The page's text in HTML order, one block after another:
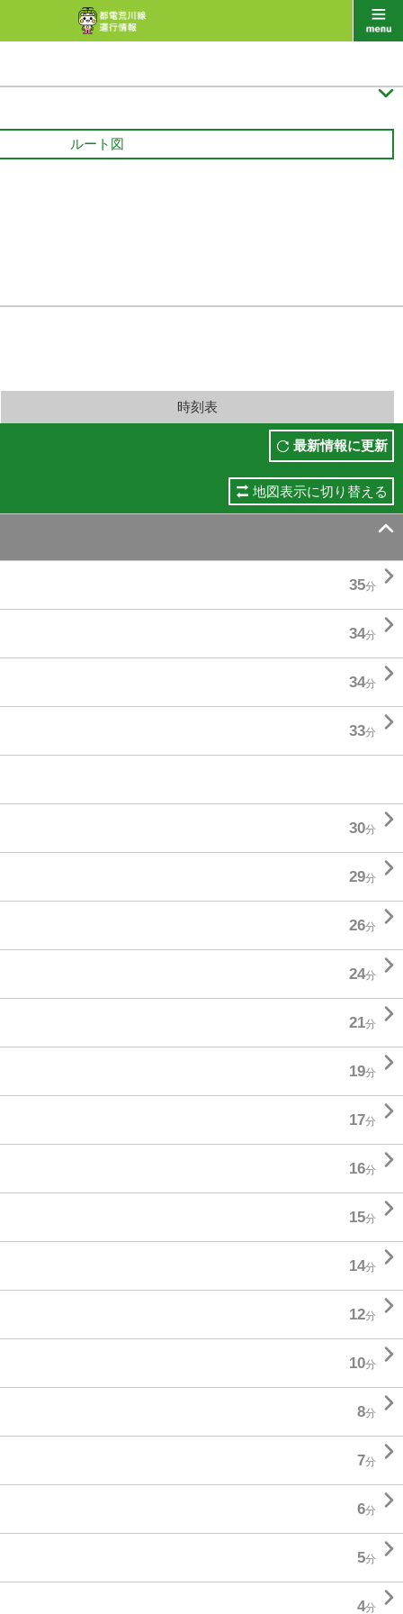

ルート図
時刻表
最新情報に更新
地図表示に切り替える

35分 
34分 
34分 
33分 
30分 
29分 
26分 
24分 
21分 
19分 
17分 
16分 
15分 
14分 
12分 
10分 
8分 
7分 
6分 
5分 
4分 